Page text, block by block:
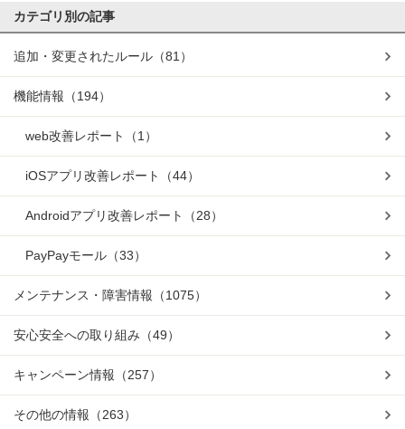
カテゴリ別の記事
追加・変更されたルール （81）
機能情報 （194）
web改善レポート （1）
iOSアプリ改善レポート （44）
Androidアプリ改善レポート （28）
PayPayモール （33）
メンテナンス・障害情報 （1075）
安心安全への取り組み （49）
キャンペーン情報 （257）
その他の情報 （263）